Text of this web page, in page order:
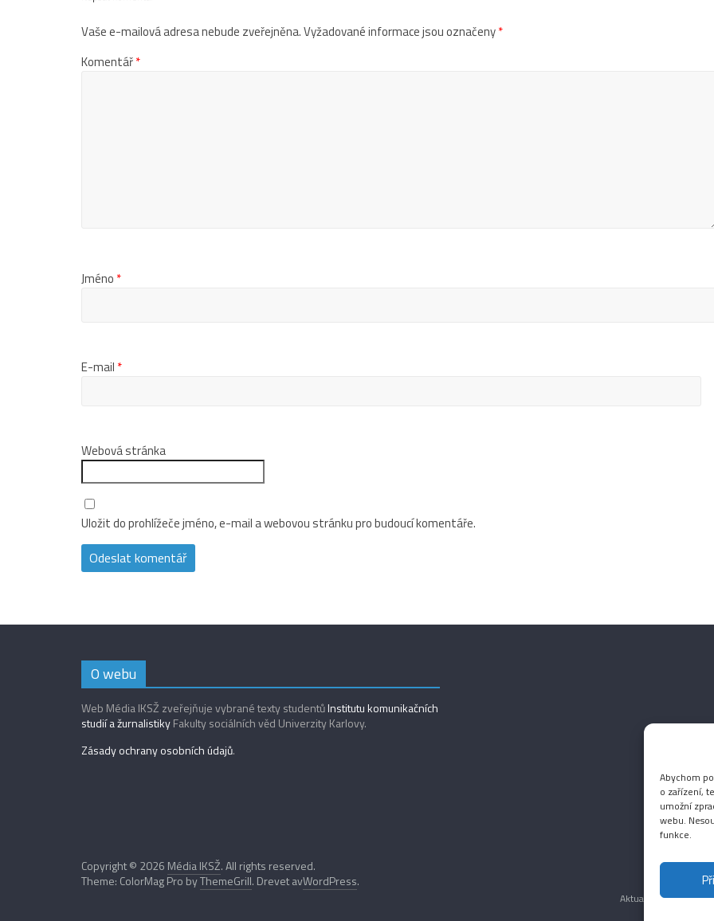
Abychom
o zařízení,
umožní
webu.
funkce.
Vaše e-mailová adresa nebude zveřejněna.Vyžadované informace jsou označeny*
Komentář*
Jméno *
E-mail *
Webová stránka
Uložit do prohlížeče jméno, e-mail a webovou stránku pro budoucí komentáře.
O webu
Web Média IKSŽ zveřejňuje vybrané texty studentůInstitutu komunikačních
studií a žurnalistikyFakulty sociálních věd Univerzity Karlovy.
Zásady ochrany osobních údajů.
Aktuality Magazín
Copyright © 2026 Média IKSŽ. All rights reserved.
Theme: ColorMag Pro byThemeGrill. Drevet avWordPress.